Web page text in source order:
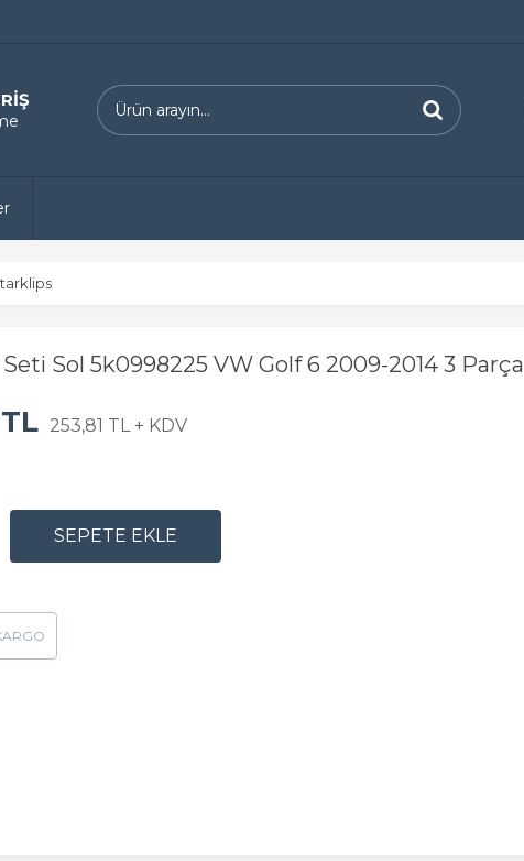
Sol 5k0998225 VW Golf 6 2009-2014 3 Parça
253,81 TL + KDV